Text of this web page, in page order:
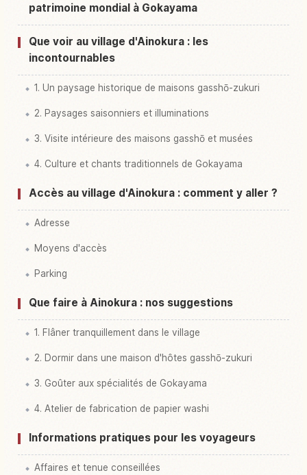
patrimoine mondial à Gokayama
Que voir au village d'Ainokura : les
incontournables
1. Un paysage historique de maisons gasshō-zukuri
2. Paysages saisonniers et illuminations
3. Visite intérieure des maisons gasshō et musées
4. Culture et chants traditionnels de Gokayama
Accès au village d'Ainokura : comment y aller ?
Adresse
Moyens d'accès
Parking
Que faire à Ainokura : nos suggestions
1. Flâner tranquillement dans le village
2. Dormir dans une maison d'hôtes gasshō-zukuri
3. Goûter aux spécialités de Gokayama
4. Atelier de fabrication de papier washi
Informations pratiques pour les voyageurs
Affaires et tenue conseillées